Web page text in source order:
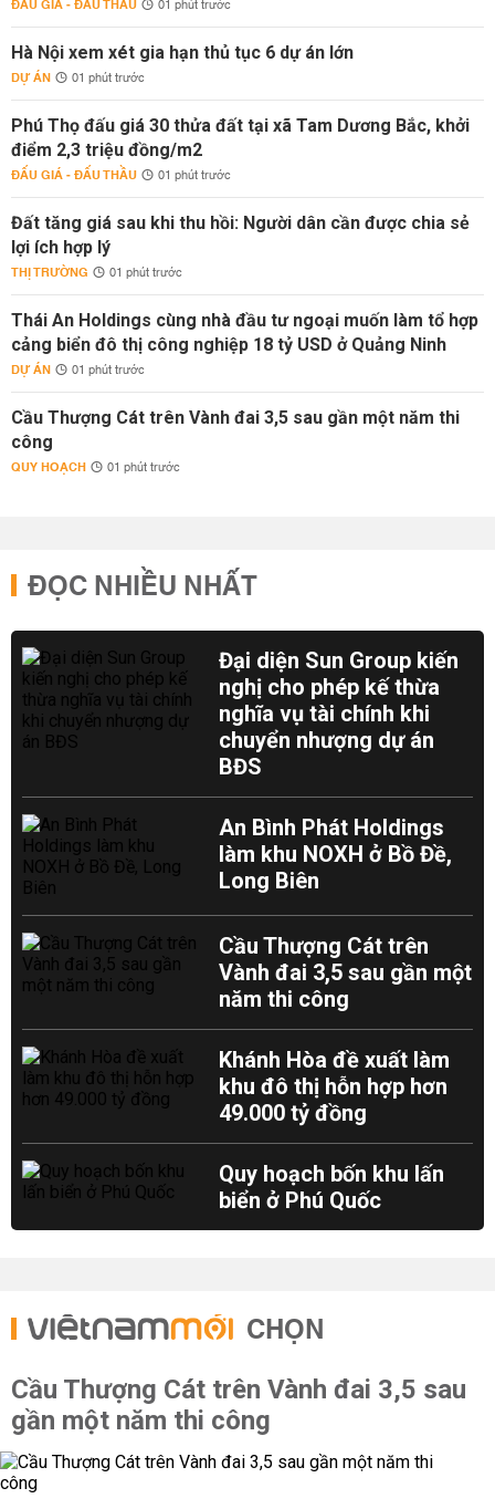
ĐẤU GIÁ - ĐẤU THẦU 01 phút trước
Hà Nội xem xét gia hạn thủ tục 6 dự án lớn
DỰ ÁN 01 phút trước
Phú Thọ đấu giá 30 thửa đất tại xã Tam Dương Bắc, khởi
điểm 2,3 triệu đồng/m2
ĐẤU GIÁ - ĐẤU THẦU 01 phút trước
Đất tăng giá sau khi thu hồi: Người dân cần được chia sẻ
lợi ích hợp lý
THỊ TRƯỜNG 01 phút trước
Thái An Holdings cùng nhà đầu tư ngoại muốn làm tổ hợp
cảng biển đô thị công nghiệp 18 tỷ USD ở Quảng Ninh
DỰ ÁN 01 phút trước
Cầu Thượng Cát trên Vành đai 3,5 sau gần một năm thi
công
QUY HOẠCH 01 phút trước
ĐỌC NHIỀU NHẤT
Đại diện Sun Group kiến
nghị cho phép kế thừa
nghĩa vụ tài chính khi
chuyển nhượng dự án
BĐS
An Bình Phát Holdings
làm khu NOXH ở Bồ Đề,
Long Biên
Cầu Thượng Cát trên
Vành đai 3,5 sau gần một
năm thi công
Khánh Hòa đề xuất làm
khu đô thị hỗn hợp hơn
49.000 tỷ đồng
Quy hoạch bốn khu lấn
biển ở Phú Quốc
CHỌN
Cầu Thượng Cát trên Vành đai 3,5 sau
gần một năm thi công